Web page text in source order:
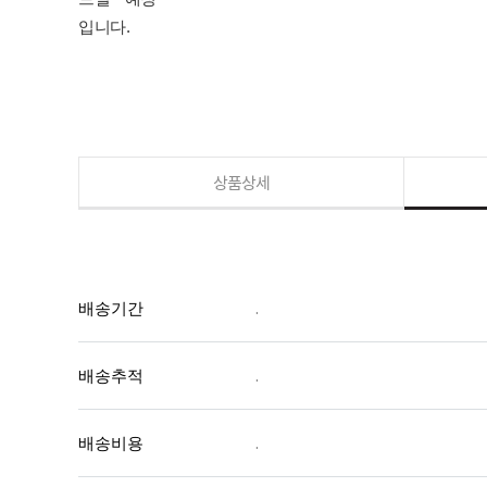
입니다.
상품상세
배송기간 .
배송추적 .
배송비용 .